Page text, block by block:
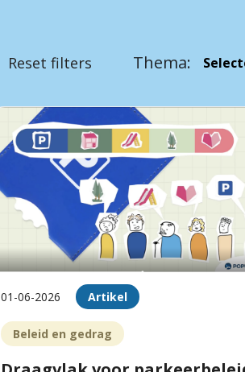
Reset filters Thema:
01-06-2026 Artikel
Beleid en gedrag